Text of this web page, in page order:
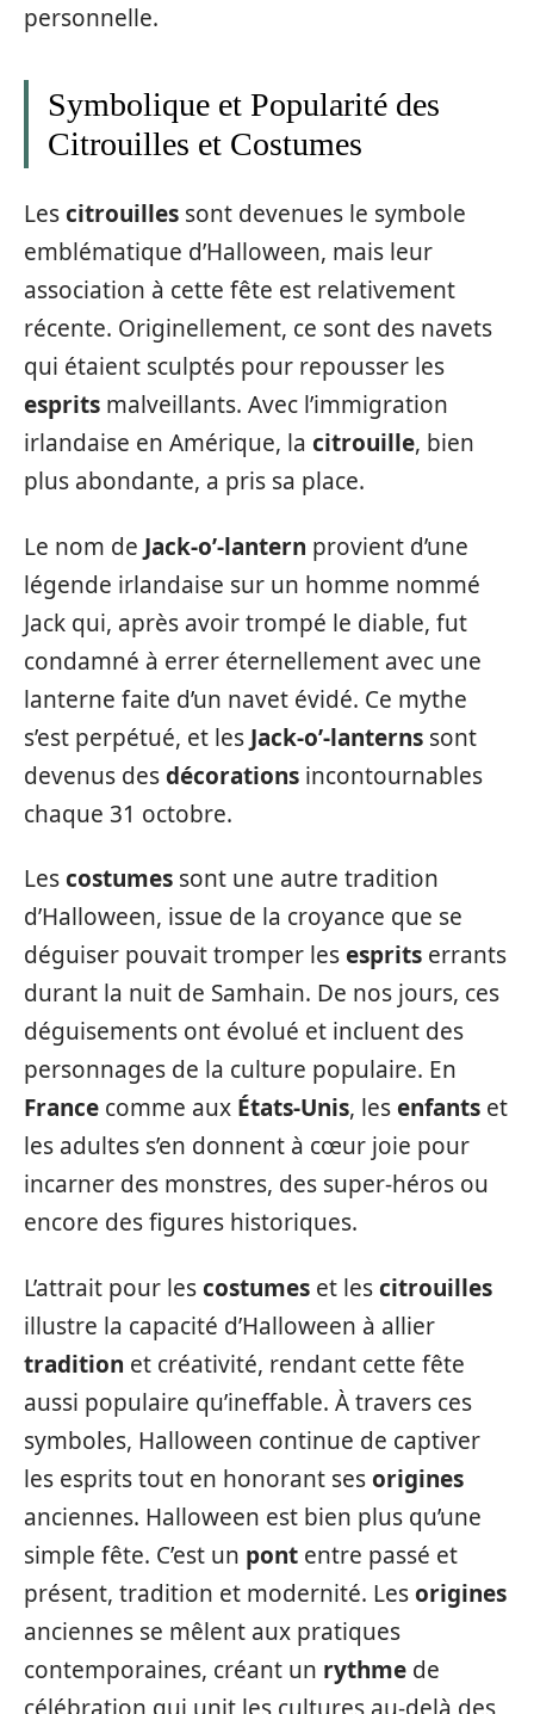
personnelle.
Symbolique et Popularité des
Citrouilles et Costumes
Lescitrouilles sont devenues le symbole
emblématique d’Halloween, mais leur
association à cette fête est relativement
récente. Originellement, ce sont des navets
qui étaient sculptés pour repousser les
esprits malveillants. Avec l’immigration
irlandaise en Amérique, la citrouille, bien
plus abondante, a pris sa place.
Le nom de Jack-o’-lantern provient d’une
légende irlandaise sur un homme nommé
Jack qui, après avoir trompé le diable, fut
condamné à errer éternellement avec une
lanterne faite d’un navet évidé. Ce mythe
s’est perpétué, et les Jack-o’-lanterns sont
devenus desdécorations incontournables
chaque 31 octobre.
Lescostumes sont une autre tradition
d’Halloween, issue de la croyance que se
déguiser pouvait tromper lesesprits errants
durant la nuit de Samhain. De nos jours, ces
déguisements ont évolué et incluent des
personnages de la culture populaire. En
France comme aux États-Unis, lesenfants et
les adultes s’en donnent à cœur joie pour
incarner des monstres, des super-héros ou
encore des figures historiques.
L’attrait pour lescostumes et lescitrouilles
illustre la capacité d’Halloween à allier
tradition et créativité, rendant cette fête
aussi populaire qu’ineffable. À travers ces
symboles, Halloween continue de captiver
les esprits tout en honorant sesorigines
anciennes. Halloween est bien plus qu’une
simple fête. C’est un pont entre passé et
présent, tradition et modernité. Lesorigines
anciennes se mêlent aux pratiques
contemporaines, créant un rythme de
célébration qui unit les cultures au-delà des